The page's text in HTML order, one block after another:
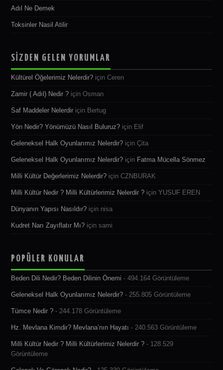
Adıl Ne Demek
Toksinler Nasil Atilir
SİZDEN GELEN YORUMLAR
Kültürel Öğelerimiz Nelerdir? içinCeren
Zamir ( Adıl) Nedir ? içinOsman
Saf Maddeler Nelerdir için Bertug
Yön Nedir? Yönümüzü Nasıl Buluruz? için Elif
Geleneksel Halk Oyunlarımız Nelerdir? içinÇita
Geleneksel Halk Oyunlarımız Nelerdir? için Fatma Mücella Sönmez
Milli Kültür Değerlerimiz Nelerdir? içinCZNBURAK
Milli Kültür Nedir ? Milli Kültürlerimiz Nelerdir ? için YUSUF EREN
Dünyanın Yapısı Nasıldır? için nisa
Kudret Narı Zayıflatır Mı? içinsami
POPÜLER KONULAR
Beden Dili Nedir? Beden Dilinin Önemi - 494.164 Görüntüleme
Geleneksel Halk Oyunlarımız Nelerdir? - 255.805 Görüntüleme
Tümce Nedir ? - 244.178 Görüntüleme
Hz. Mevlana Kimdir? Mevlana’nın Hayatı - 240.563 Görüntüleme
Milli Kültür Nedir ? Milli Kültürlerimiz Nelerdir ? - 128.529
Görüntüleme